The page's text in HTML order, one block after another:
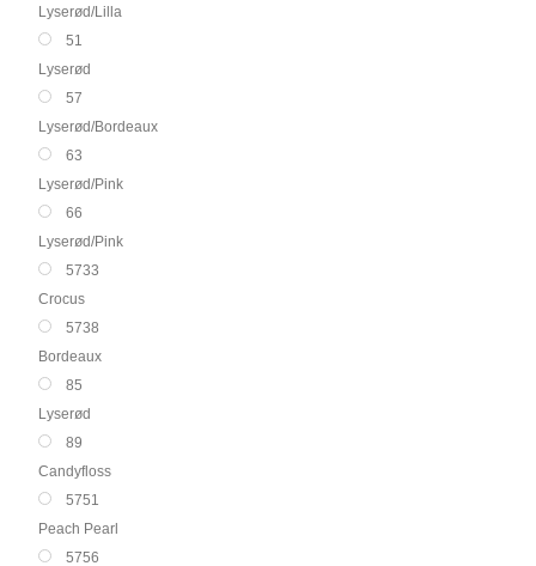
Lyserød/Lilla
51
Lyserød
57
Lyserød/Bordeaux
63
Lyserød/Pink
66
Lyserød/Pink
5733
Crocus
5738
Bordeaux
85
Lyserød
89
Candyfloss
5751
Peach Pearl
5756